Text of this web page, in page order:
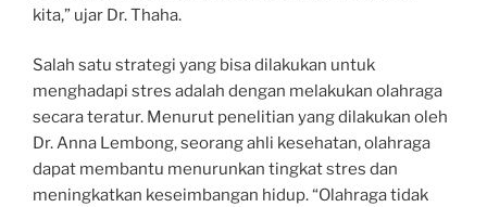
kita,” ujar Dr. Thaha.
Salah satu strategi yang bisa dilakukan untuk
menghadapi stres adalah dengan melakukan olahraga
secara teratur. Menurut penelitian yang dilakukan oleh
Dr. Anna Lembong, seorang ahli kesehatan, olahraga
dapat membantu menurunkan tingkat stres dan
meningkatkan keseimbangan hidup. “Olahraga tidak